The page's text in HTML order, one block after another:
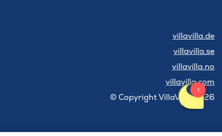
villavilla.de
villavilla.se
villavilla.no
villavilla.com
© Copyright VillaVilla 2026